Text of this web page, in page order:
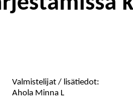
Valmistelijat / lisätiedot:
Ahola Minna L